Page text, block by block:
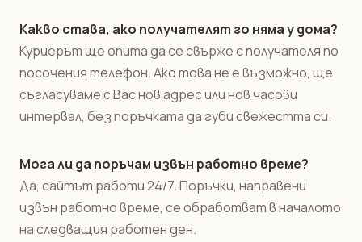
Какво става, ако получателят го няма у дома?
Куриерът ще опита да се свърже с получателя по
посочения телефон. Ако това не е възможно, ще
съгласуваме с Вас нов адрес или нов часови
интервал, без поръчката да губи свежестта си.
Мога ли да поръчам извън работно време?
Да, сайтът работи 24/7. Поръчки, направени
извън работно време, се обработват в началото
на следващия работен ден.